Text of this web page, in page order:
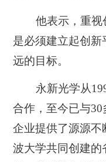
他表示，重视
是必须建立起创
远的目标。
永新光学从
合作，至今已与
企业提供了源源不
波大学共同创建的